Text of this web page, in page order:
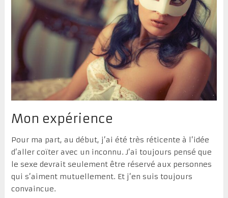
Mon expérience
Pour ma part, au début, j’ai été très réticente à l’idée
d’aller coïter avec un inconnu. J’ai toujours pensé que
le sexe devrait seulement être réservé aux personnes
qui s’aiment mutuellement. Et j’en suis toujours
convaincue.